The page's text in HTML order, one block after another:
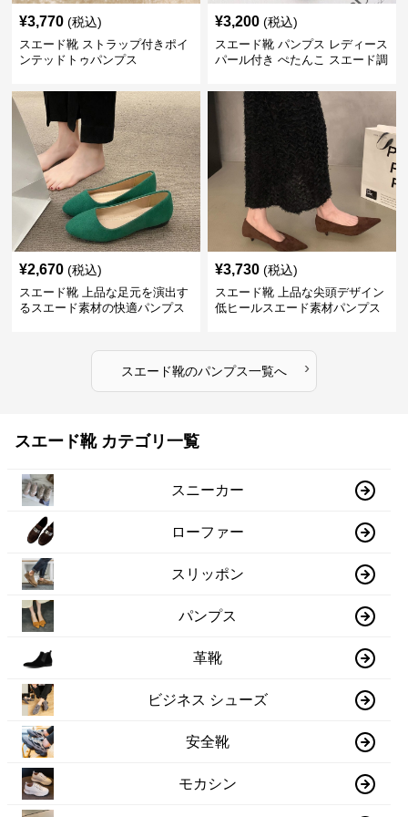
¥3,770 (税込)
スエード靴 ストラップ付きポイ
ンテッドトゥパンプス
¥3,200 (税込)
スエード靴 パンプス レディース
パール付き ぺたんこ スエード調
¥2,670 (税込)
スエード靴 上品な足元を演出す
るスエード素材の快適パンプス
¥3,730 (税込)
スエード靴 上品な尖頭デザイン
低ヒールスエード素材パンプス
スエード靴のパンプス一覧へ ›
スエード靴 カテゴリ一覧
スニーカー
ローファー
スリッポン
パンプス
革靴
ビジネス シューズ
安全靴
モカシン